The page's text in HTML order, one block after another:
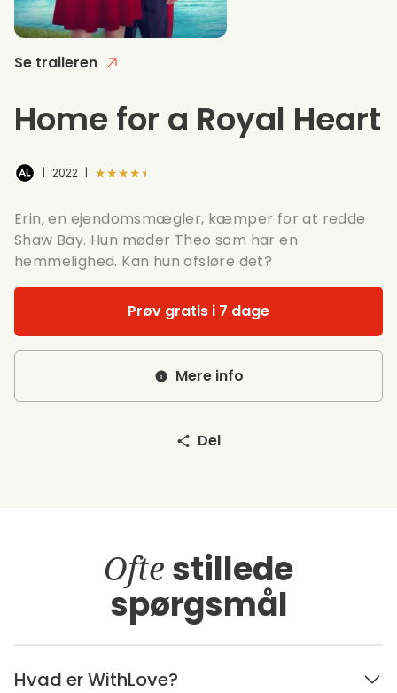
Se traileren
Home for a Royal Heart
| 2022 | ★★★★★
Erin, en ejendomsmægler, kæmper for at redde
Shaw Bay. Hun møder Theo som har en
hemmelighed. Kan hun afsløre det?
Prøv gratis i 7 dage
Mere info
Del
Ofte stillede
spørgsmål
Hvad er WithLove?